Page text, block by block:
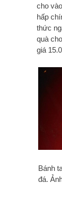
cho
hấp
thức
quà
giá
Bánh
đá.